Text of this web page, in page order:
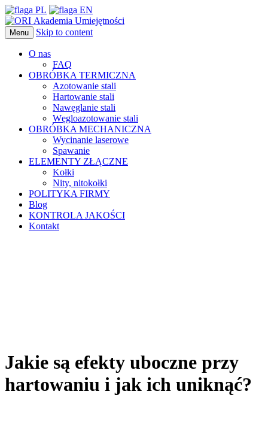
Menu Skip to content
O nas
FAQ
OBRÓBKA TERMICZNA
Azotowanie stali
Hartowanie stali
Nawęglanie stali
Węgloazotowanie stali
OBRÓBKA MECHANICZNA
Wycinanie laserowe
Spawanie
ELEMENTY ZŁĄCZNE
Kołki
Nity, nitokołki
POLITYKA FIRMY
Blog
KONTROLA JAKOŚCI
Kontakt
Jakie są efekty uboczne przy
hartowaniu i jak ich uniknąć?